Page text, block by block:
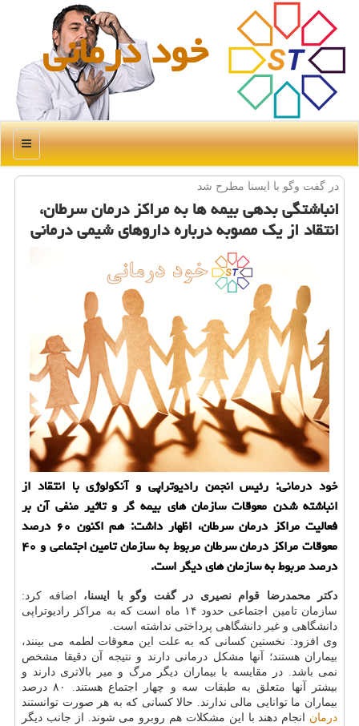
خود درمانی
منو
در گفت وگو با ایسنا مطرح شد
انباشتگی بدهی بیمه ها به مراكز درمان سرطان،
انتقاد از یك مصوبه درباره داروهای شیمی درمانی
خود درمانی: رئیس انجمن رادیوتراپی و آنكولوژی با انتقاد از
انباشته شدن معوقات سازمان های بیمه گر و تاثیر منفی آن بر
فعالیت مراكز درمان سرطان، اظهار داشت: هم اكنون ۶۰ درصد
معوقات مراكز درمان سرطان مربوط به سازمان تامین اجتماعی و ۴۰
درصد مربوط به سازمان های دیگر است.
دكتر محمدرضا قوام نصیری در گفت وگو با ایسنا، اضافه كرد:
سازمان تامین اجتماعی حدود ۱۴ ماه است كه به مراكز رادیوتراپی
دانشگاهی و غیر دانشگاهی پرداختی نداشته است.
وی افزود: نخستین كسانی كه به علت این معوقات لطمه می بینند،
بیماران هستند؛ آنها مشكل درمانی دارند و نتیجه آن دقیقا مشخص
نمی باشد. در مقایسه با بیماران دیگر مرگ و میر بالاتری دارند و
بیشتر آنها متعلق به طبقات سه و چهار اجتماع هستند. ۸۰ درصد
بیماران ما توانایی مالی ندارند. حالا كسانی كه به هر صورت توانستند
درمان انجام دهند با این مشكلات هم روبرو می شوند. از جانب دیگر